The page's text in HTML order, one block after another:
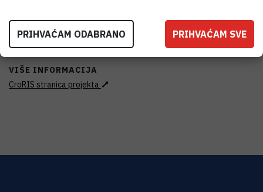
IZNOS FINANCIRANJA
VIŠE INFORMACIJA
CroRIS stranica projekta
PRIHVAĆAM ODABRANO PRIHVAĆAM SVE